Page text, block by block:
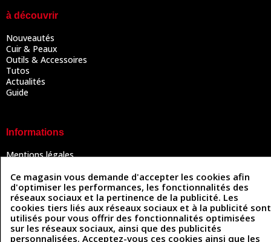
à découvrir
Nouveautés
Cuir & Peaux
Outils & Accessoires
Tutos
Actualités
Guide
Informations
Mentions légales
Politique de confidentialité
Politique des cookies
Contactez-nous
Coordonnées
Ce magasin vous demande d'accepter les cookies afin
d'optimiser les performances, les fonctionnalités des
réseaux sociaux et la pertinence de la publicité. Les
cookies tiers liés aux réseaux sociaux et à la publicité sont
utilisés pour vous offrir des fonctionnalités optimisées
sur les réseaux sociaux, ainsi que des publicités
personnalisées. Acceptez-vous ces cookies ainsi que les